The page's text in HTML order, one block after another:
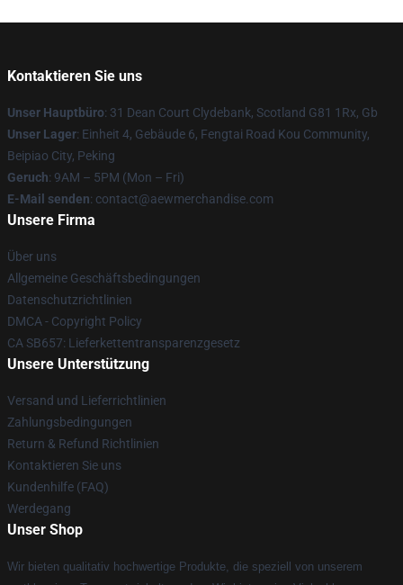
Kontaktieren Sie uns
Unser Hauptbüro: 31 Dean Court Clydebank, Scotland G81 1Rx, Gb
Unser Lager: Einheit 4, Gebäude 6, Fengtai Road Kou Community,
Beipiao City, Peking
Geruch: 9AM – 5PM (Mon – Fri)
E-Mail senden: contact@aewmerchandise.com
Unsere Firma
Über uns
Allgemeine Geschäftsbedingungen
Datenschutzrichtlinien
DMCA - Copyright Policy
CA SB657: Lieferkettentransparenzgesetz
Unsere Unterstützung
Versand und Lieferrichtlinien
Zahlungsbedingungen
Return & Refund Richtlinien
Kontaktieren Sie uns
Kundenhilfe (FAQ)
Werdegang
Unser Shop
Wir bieten qualitativ hochwertige Produkte, die speziell von unserem